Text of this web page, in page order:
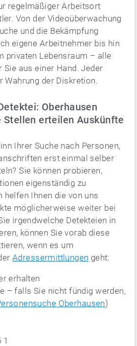
regelmäßiger Arbeitsort
Von der Videoüberwachung
und die Bekämpfung
eigene Arbeitnehmer bis hin
privaten Lebensraum – alle
aus einer Hand. Jeder
Wahrung der Diskretion.
Oberhausen
Stellen erteilen Auskünfte
Ihrer Suche nach Personen,
erst einmal selber
Sie können probieren,
eigenständig zu
helfen Ihnen die von uns
möglicherweise weiter bei
irgendwelche Detekteien in
können Sie vorab diese
wenn es um
Adressermittlungen geht:
erhalten
– falls Sie nicht fündig werden,
Oberhausen)
1